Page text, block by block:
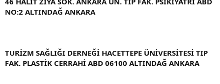
NO:2 ALTINDAĞ ANKARA
TURİZM SAĞLIĞI DERNEĞİ HACETTEPE ÜNİVERSİTESİ TIP
FAK. PLASTİK CERRAHİ ABD 06100 ALTINDAĞ ANKARA